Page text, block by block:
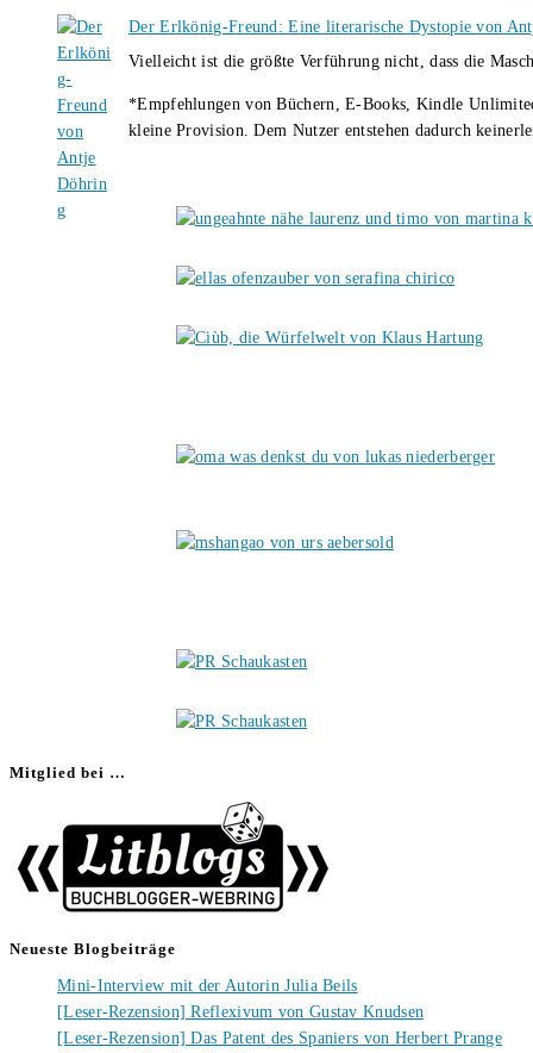
Der Erlkönig-Freund: Eine literarische Dystopie von
Vielleicht ist die größte Verführung nicht, dass die
*Empfehlungen von Büchern, E-Books, Kindle
kleine Provision. Dem Nutzer entstehen dadurch
Mitglied bei …
Neueste Blogbeiträge
Mini-Interview mit der Autorin Julia Beils
[Leser-Rezension] Reflexivum von Gustav Knudsen
[Leser-Rezension] Das Patent des Spaniers von Herbert Prange